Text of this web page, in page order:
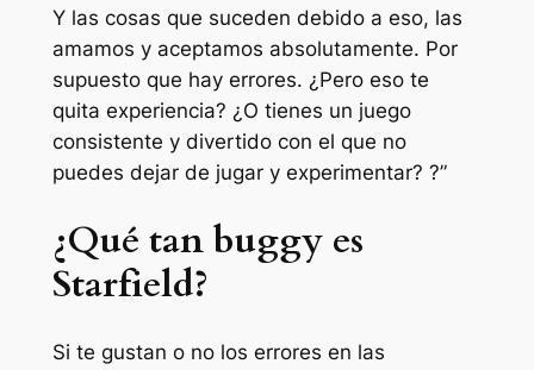
Y las cosas que suceden debido a eso, las
amamos y aceptamos absolutamente. Por
supuesto que hay errores. ¿Pero eso te
quita experiencia? ¿O tienes un juego
consistente y divertido con el que no
puedes dejar de jugar y experimentar? ?”
¿Qué tan buggy es
Starfield?
Si te gustan o no los errores en las